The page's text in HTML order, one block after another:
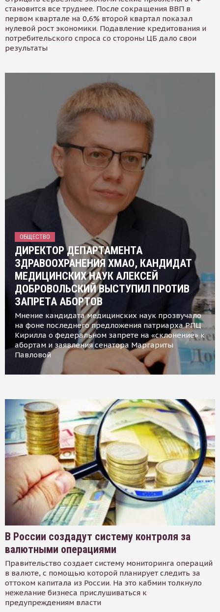
становится все труднее. После сокращения ВВП в
первом квартале на 0,6% второй квартал показал
нулевой рост экономики. Подавление кредитования и
потребительского спроса со стороны ЦБ дало свои
результаты
ОБЩЕСТВО
ДИРЕКТОР ДЕПАРТАМЕНТА
ЗДРАВООХРАНЕНИЯ ХМАО, КАНДИДАТ
МЕДИЦИНСКИХ НАУК АЛЕКСЕЙ
ДОБРОВОЛЬСКИЙ ВЫСТУПИЛ ПРОТИВ
ЗАПРЕТА АБОРТОВ
Мнение кандидата медицинских наук прозвучало
на фоне последнего предложения патриарха РПЦ
Кирилла о федеральном запрете на «склонение» к
абортам и заявления сенатора Маргариты
Павловой
В России создадут систему контроля за
валютными операциями
Правительство создает систему мониторинга операций
в валюте, с помощью которой планирует следить за
оттоком капитала из России. На это кабмин толкнуло
нежелание бизнеса прислушиваться к
предупреждениям власти